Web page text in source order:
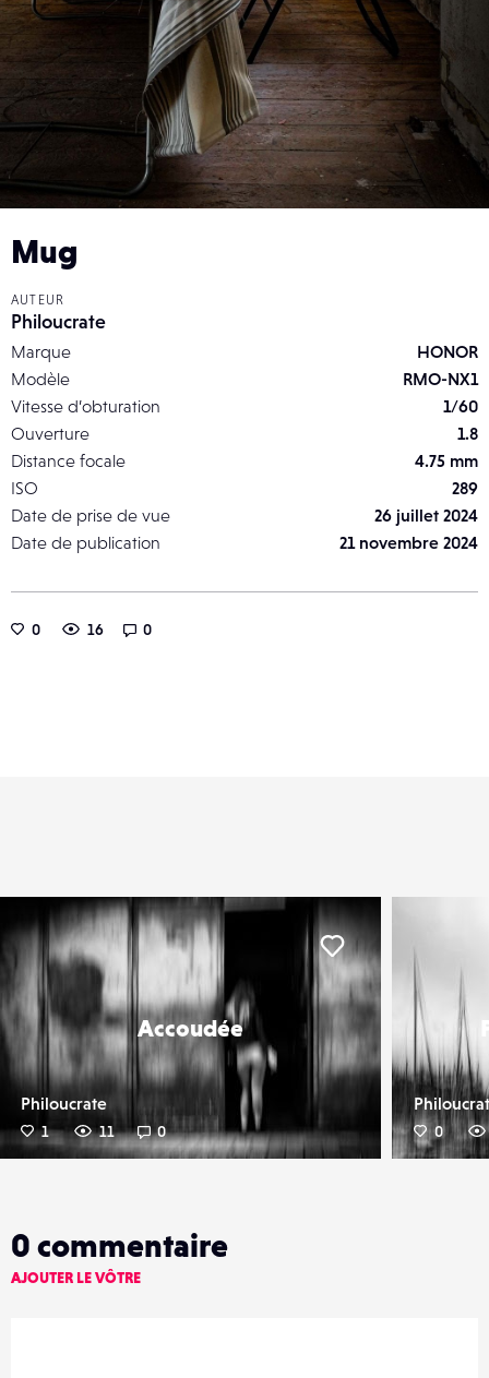
Mug
AUTEUR
Philoucrate
Marque
HONOR
Modèle
RMO-NX1
Vitesse d’obturation
1/60
Ouverture
1.8
Distance focale
4.75 mm
ISO
289
Date de prise de vue
26 juillet 2024
Date de publication
21 novembre 2024
0 16 0
Accoudée
Philoucrate
1 11 0
Liker
0
0 commentaire
AJOUTER LE VÔTRE